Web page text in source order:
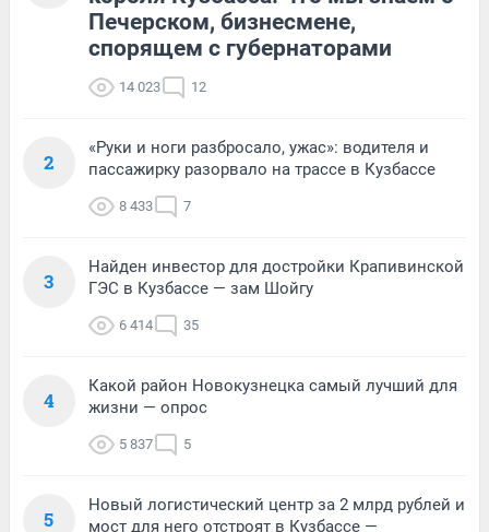
Печерском, бизнесмене,
спорящем с губернаторами
14 023 12
2
«Руки и ноги разбросало, ужас»: водителя и
пассажирку разорвало на трассе в Кузбассе
8 433 7
3
Найден инвестор для достройки Крапивинской
ГЭС в Кузбассе — зам Шойгу
6 414 35
4
Какой район Новокузнецка самый лучший для
жизни — опрос
5 837 5
5
Новый логистический центр за 2 млрд рублей и
мост для него отстроят в Кузбассе —